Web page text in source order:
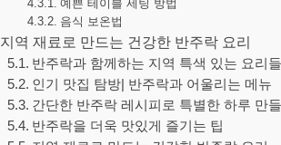
예쁜 테이블 세팅 방법
음식 보온법
지역 재료로 만드는 건강한 반주락 요리
반주락과 함께하는 지역 특색 있는 요리들
인기 맛집 탐방| 반주락과 어울리는 메뉴
간단한 반주락 레시피로 특별한 하루 만
반주락을 더욱 맛있게 즐기는 팁